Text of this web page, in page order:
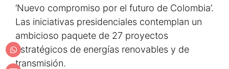
‘Nuevo compromiso por el futuro de Colombia’.
Las iniciativas presidenciales contemplan un
ambicioso paquete de 27 proyectos
estratégicos de energías renovables y de
transmisión.